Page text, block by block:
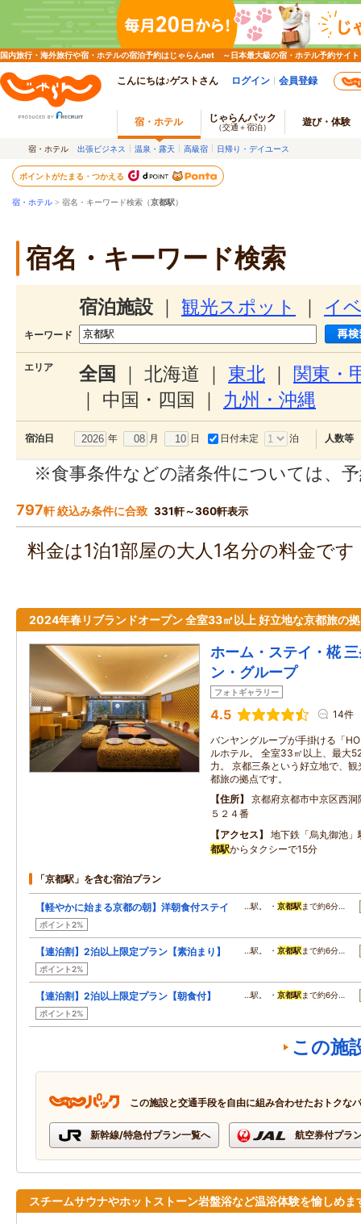
国内旅行・海外旅行や宿・ホテルの宿泊予約はじゃらんnet ～日本最大級の宿・ホテル予約サイト
こんにちは♪ゲストさん ログイン 会員登録
宿・ホテル じゃらんパック
（交通＋宿泊） 遊び・体験
宿・ホテル 出張ビジネス 温泉・露天 高級宿 日帰り・デイユース
ポイントがたまる・つかえる
宿・ホテル > 宿名・キーワード検索（京都駅）
宿名・キーワード検索
宿泊施設 観光スポット イ
キーワード
エリア 全国 北海道 東北
関東・
中国・四国 九州・沖縄
宿泊日 年 月 日 日付未定 泊 人数等
※食事条件などの諸条件については、
797軒 絞込み条件に合致 331軒～360軒表示
料金は1泊1部屋の大人1名分の料金で
2024年春リブランドオープン 全室33㎡以上 好立地な京都旅の
ホーム・ステイ・椛
ン・グループ
フォトギャラリー
4.5 14件
バンヤングループが手掛ける「
ルホテル。 全室33㎡以上、最大
力。 京都三条という好立地で、
都旅の拠点です。
住所
京都府京都市中京区西
５２４番
アクセス
地下鉄「烏丸御池
都駅からタクシーで15分
「京都駅」を含む宿泊プラン
【軽やかに始まる京都の朝】洋朝食付ステイ
ポイント2%
…駅。 ・京都駅まで約6分…
【連泊割】2泊以上限定プラン【素泊まり】
ポイント2%
…駅。 ・京都駅まで約6分…
【連泊割】2泊以上限定プラン【朝食付】
ポイント2%
…駅。 ・京都駅まで約6分…
この施
この施設と交通手段を自由に組み合わせたおトクな
新幹線/特急付プラン一覧へ 航空券付プラ
スチームサウナやホットストーン岩盤浴など温浴体験を愉しめま